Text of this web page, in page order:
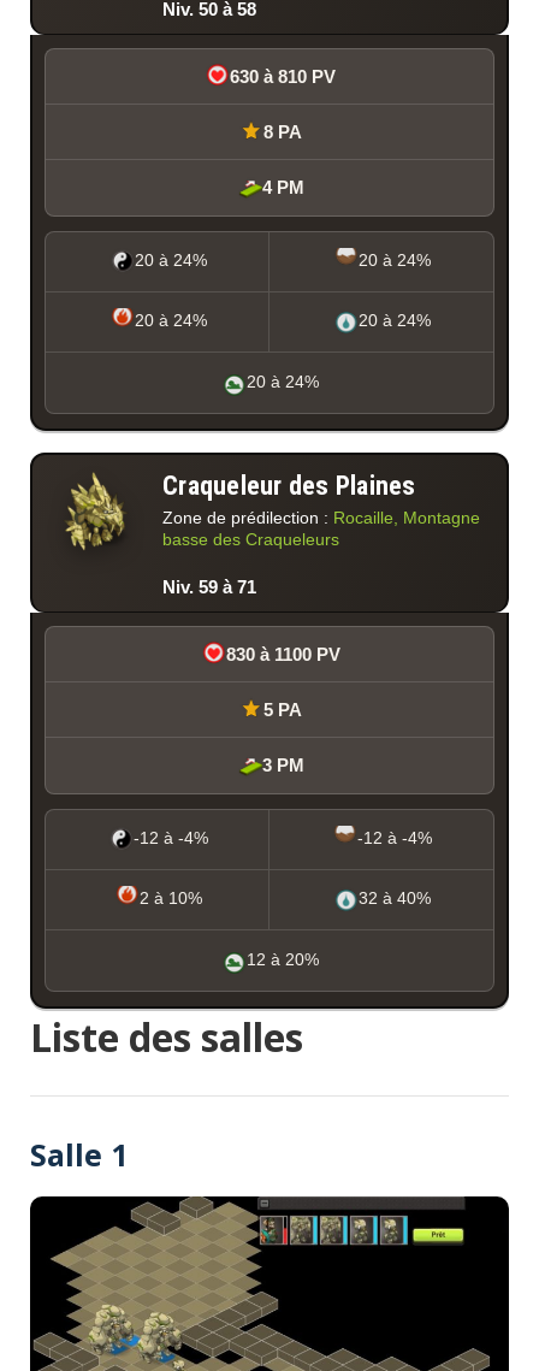
Niv. 50 à 58
630 à 810 PV
8 PA
4 PM
20 à 24% 20 à 24%
20 à 24% 20 à 24%
20 à 24%
Craqueleur des Plaines
Zone de prédilection : Rocaille, Montagne
basse des Craqueleurs
Niv. 59 à 71
830 à 1100 PV
5 PA
3 PM
-12 à -4% -12 à -4%
2 à 10% 32 à 40%
12 à 20%
Liste des salles
Salle 1